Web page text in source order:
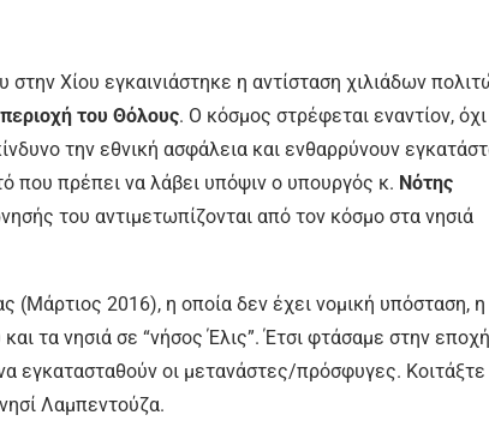
Χίου εγκαινιάστηκε η αντίσταση χιλιάδων
του Θόλους. Ο κόσμος στρέφεται εναντίον, όχι
την εθνική ασφάλεια και ενθαρρύνουν
που πρέπει να λάβει υπόψιν ο υπουργός κ. Νότης
του αντιμετωπίζονται από τον κόσμο στα νησιά
(Μάρτιος 2016), η οποία δεν έχει νομική υπόσταση, η
τα νησιά σε “νήσος Έλις”. Έτσι φτάσαμε στην
εγκατασταθούν οι μετανάστες/πρόσφυγες. Κοιτάξτε
Λαμπεντούζα.